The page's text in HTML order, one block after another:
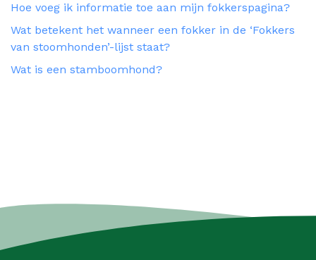
Hoe voeg ik informatie toe aan mijn fokkerspagina?
Wat betekent het wanneer een fokker in de ‘Fokkers
van stoomhonden’-lijst staat?
Wat is een stamboomhond?